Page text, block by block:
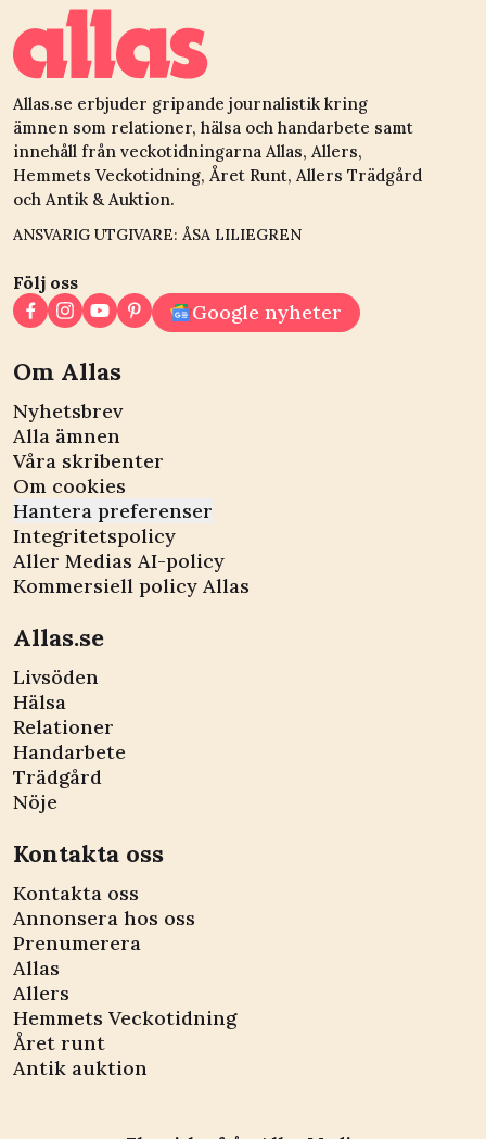
Allas.se erbjuder gripande journalistik kring
ämnen som relationer, hälsa och handarbete samt
innehåll från veckotidningarna Allas, Allers,
Hemmets Veckotidning, Året Runt, Allers Trädgård
och Antik & Auktion.
ANSVARIG UTGIVARE: ÅSA LILIEGREN
Följ oss
Google nyheter
Om Allas
Nyhetsbrev
Alla ämnen
Våra skribenter
Om cookies
Hantera preferenser
Integritetspolicy
Aller Medias AI-policy
Kommersiell policy Allas
Allas.se
Livsöden
Hälsa
Relationer
Handarbete
Trädgård
Nöje
Kontakta oss
Kontakta oss
Annonsera hos oss
Prenumerera
Allas
Allers
Hemmets Veckotidning
Året runt
Antik auktion